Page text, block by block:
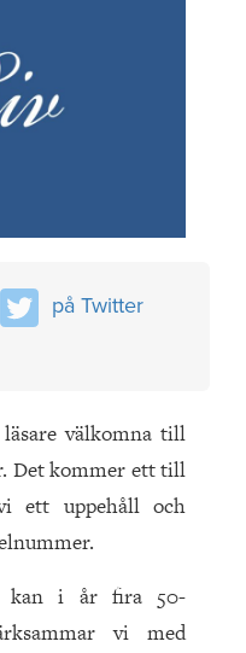
på Twitter
välkomna till
Det kommer ett till
ett uppehåll och
kan i år fira 50-
vi med